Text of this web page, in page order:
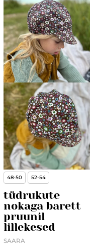
48-50 52-54
tüdrukute
nokaga barett
pruunil
lillekesed
SAARA